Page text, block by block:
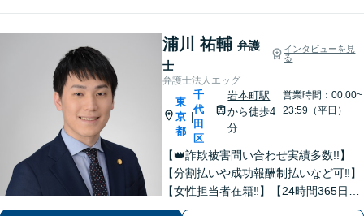
浦川 祐輔 弁護
士
インタビューを見
る
弁護士法人エッグ
東
京
都
千
代
田
区
岩本町駅
から徒歩4
分
営業時間：00:00~
23:59（平日）
【👑詐欺被害問い合わせ実績多数!!】
【分割払いや成功報酬制払いなど可‼】
【女性担当者在籍‼】【24時間365日オ
ンライン全国対応】無料相談受付中‼X